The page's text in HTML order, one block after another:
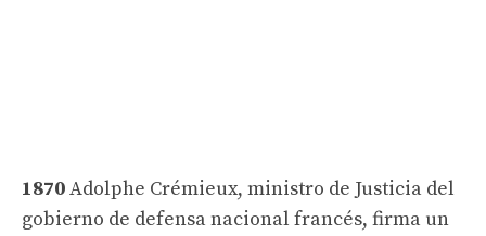
1870Adolphe Crémieux, ministro de Justicia del
gobierno de defensa nacional francés, firma un